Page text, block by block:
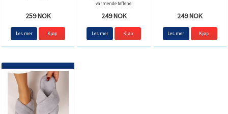
259 NOK
Les mer Kjøp
varmende tøflene.
249 NOK
Les mer Kjøp
249 NOK
Les mer Kjøp